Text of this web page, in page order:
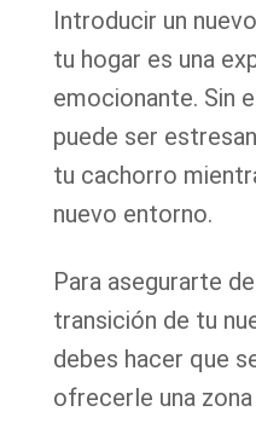
Introducir un
tu hogar es una
emocionante. Sin
puede ser
tu cachorro
nuevo entorno.
Para asegurarte
transición de tu
debes hacer que
ofrecerle una